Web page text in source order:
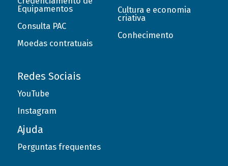
Equipamentos
Consulta PAC
Moedas contratuais
Cultura e economia
criativa
Conhecimento
Redes Sociais
YouTube
Instagram
Ajuda
Perguntas frequentes